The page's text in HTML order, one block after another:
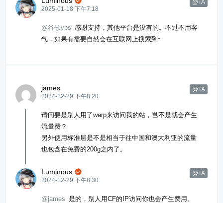
@TA
2025-01-18 下午7:18
@谷歌vps 感谢支持，其他平台是没有的。不过不用客
气，如果有需要自然会在互联网上搜索到~
james
@TA
2024-12-29 下午8:20
请问要是别人用了warp来访问我的站，岂不是就会产生
流量费？
另外使用标准层是不是相当于往中国和澳大利亚的流量
也包含在免费的200g之内了。
Luminous @TA

2024-12-29 下午8:30
@james 是的，别人用CF的IP访问你也会产生费用。